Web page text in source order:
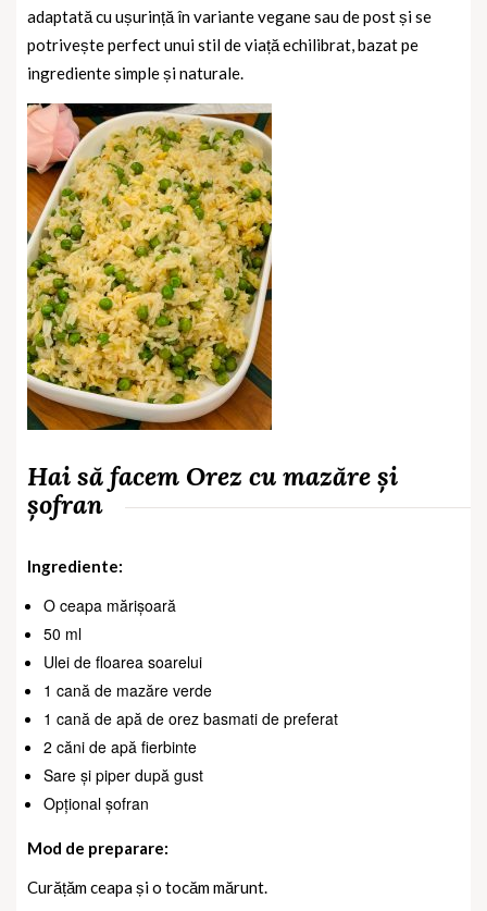
adaptată cu ușurință în variante vegane sau de post și se
potrivește perfect unui stil de viață echilibrat, bazat pe
ingrediente simple și naturale.
Hai să facem Orez cu mazăre și
șofran
Ingrediente:
O ceapa mărișoară
50 ml
Ulei de floarea soarelui
1 cană de mazăre verde
1 cană de apă de orez basmati de preferat
2 căni de apă fierbinte
Sare și piper după gust
Opțional șofran
Mod de preparare:
Curățăm ceapa și o tocăm mărunt.